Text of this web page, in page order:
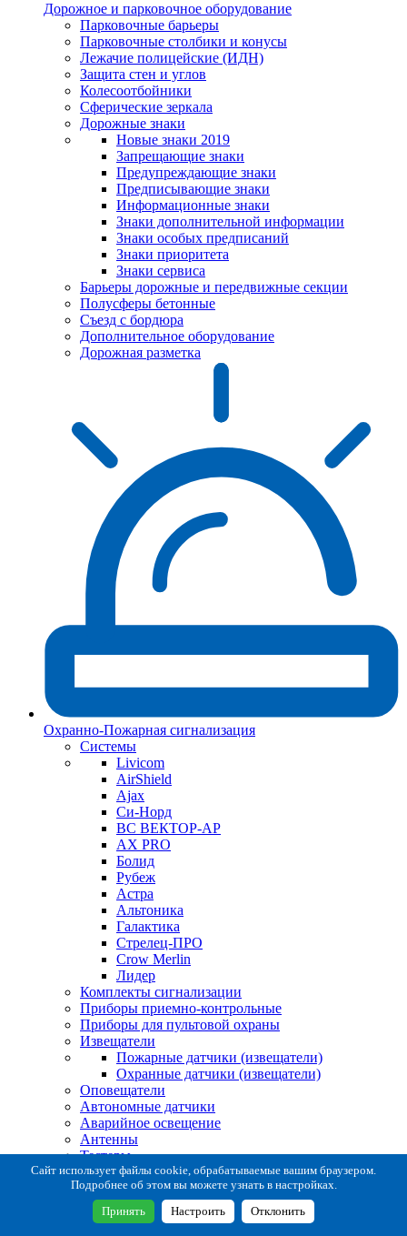
Дорожное и парковочное оборудование
Парковочные барьеры
Парковочные столбики и конусы
Лежачие полицейские (ИДН)
Защита стен и углов
Колесоотбойники
Сферические зеркала
Дорожные знаки
Новые знаки 2019
Запрещающие знаки
Предупреждающие знаки
Предписывающие знаки
Информационные знаки
Знаки дополнительной информации
Знаки особых предписаний
Знаки приоритета
Знаки сервиса
Барьеры дорожные и передвижные секции
Полусферы бетонные
Съезд с бордюра
Дополнительное оборудование
Дорожная разметка
Охранно-Пожарная сигнализация
Системы
Livicom
AirShield
Ajax
Си-Норд
ВС ВЕКТОР-АР
AX PRO
Болид
Рубеж
Астра
Альтоника
Галактика
Стрелец-ПРО
Crow Merlin
Лидер
Комплекты сигнализации
Приборы приемно-контрольные
Приборы для пультовой охраны
Извещатели
Пожарные датчики (извещатели)
Охранные датчики (извещатели)
Оповещатели
Автономные датчики
Аварийное освещение
Антенны
Тестеры
Система сбора извещений
Расходные и монтажные материалы
Коробки коммутационные
Кронштейны для извещателей
Сайт использует файлы cookie, обрабатываемые вашим браузером.
Подробнее об этом вы можете узнать в настройках.
Принять Настроить Отклонить